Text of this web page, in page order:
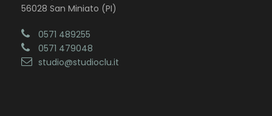
56028 San Miniato (PI)
0571 489255
0571 479048
studio@studioclu.it